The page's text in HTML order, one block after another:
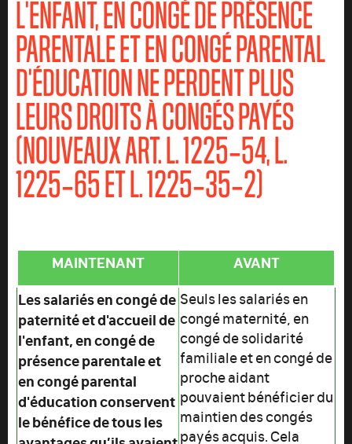
L'ENFANT, EN CONGÉ DE PRÉSENCE
PARENTALE ET EN CONGÉ PARENTAL
D'ÉDUCATION NE PERDENT PLUS
LEURS DROITS À CONGÉS PAYÉS
(NOUVEAUX ART. L. 1225‑54, L.
1225‑65 ET L. 1225‑35‑2)
MAINTENANT
AVANT
Les salariés en congé de
paternité et d'accueil de
l'enfant, en congé de
présence parentale et
en congé parental
d'éducation conservent
le bénéfice de tous les
Seuls les salariés en
congé maternité, en
congé de solidarité
familiale et en congé de
proche aidant
pouvaient bénéficier du
maintien des congés
payés acquis. Cela